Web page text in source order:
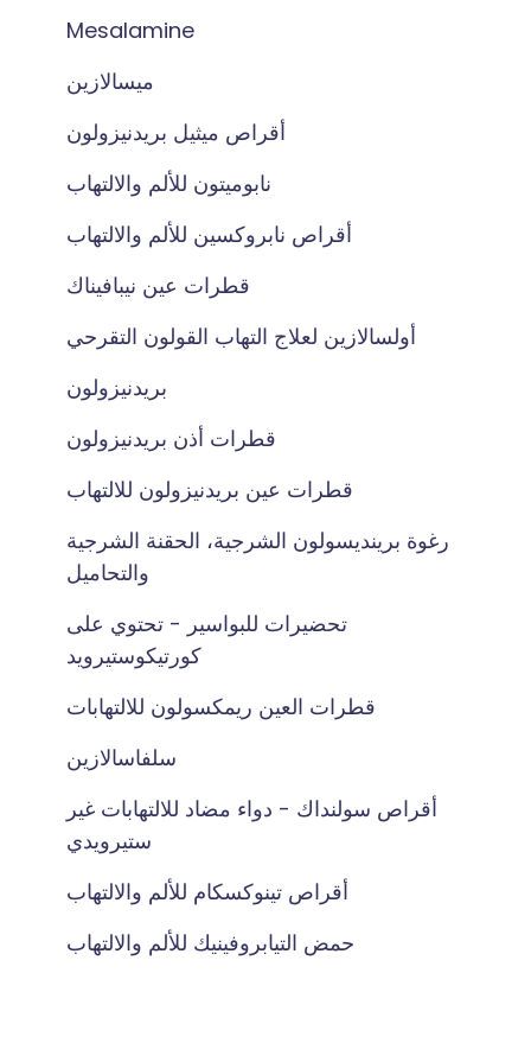
Mesalamine
ميسالازين
أقراص ميثيل بريدنيزولون
نابوميتون للألم والالتهاب
أقراص نابروكسين للألم والالتهاب
قطرات عين نيبافيناك
أولسالازين لعلاج التهاب القولون التقرحي
بريدنيزولون
قطرات أذن بريدنيزولون
قطرات عين بريدنيزولون للالتهاب
رغوة برينديسولون الشرجية، الحقنة الشرجية
والتحاميل
تحضيرات للبواسير - تحتوي على
كورتيكوستيرويد
قطرات العين ريمكسولون للالتهابات
سلفاسالازين
أقراص سولنداك - دواء مضاد للالتهابات غير
ستيرويدي
أقراص تينوكسكام للألم والالتهاب
حمض التيابروفينيك للألم والالتهاب